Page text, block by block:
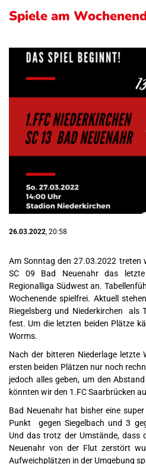
Spiele am
26.03.2022 , 20:58
Am Sonntag den 27.03.2022 treten
SC 09 Bad Neuenahr das letzte
Regionalliga Südwest an.
Wochenende spielfrei. Aktuell
Riegelsberg und Niederkirchen als
fest. Um die letzten beiden Plätze
Worms.
Nach der bitteren Niederlage letzte
ersten beiden Plätzen nur noch
jedoch alles geben, um den
könnten wir den 1.FC Saarbrücken
Bad Neuenahr hat bisher eine
Punkt gegen Siegelbach und 3
Und das trotz der Umstände, dass
Neuenahr von der Flut zerstört
Aufweichplätzen in der Umgebung